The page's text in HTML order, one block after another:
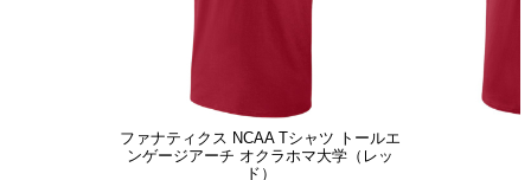
ファナティクス NCAA Tシャツ トールエ
ンゲージアーチ オクラホマ大学（レッ
ド）